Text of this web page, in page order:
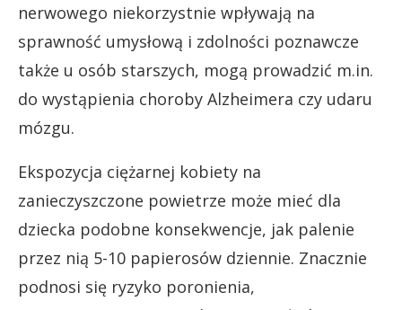
nerwowego niekorzystnie wpływają na
sprawność umysłową i zdolności poznawcze
także u osób starszych, mogą prowadzić m.in.
do wystąpienia choroby Alzheimera czy udaru
mózgu.
Ekspozycja ciężarnej kobiety na
zanieczyszczone powietrze może mieć dla
dziecka podobne konsekwencje, jak palenie
przez nią 5-10 papierosów dziennie. Znacznie
podnosi się ryzyko poronienia,